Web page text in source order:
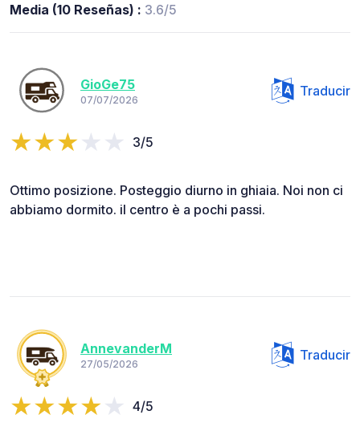
Media (10 Reseñas) : 3.6/5
GioGe75
07/07/2026
Traducir
3/5
Ottimo posizione. Posteggio diurno in ghiaia. Noi non ci
abbiamo dormito. il centro è a pochi passi.
AnnevanderM
27/05/2026
Traducir
4/5